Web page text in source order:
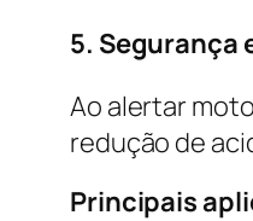
5. Segurança
Ao alertar
redução de
Principais